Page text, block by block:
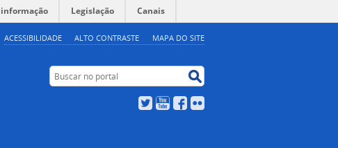
ACESSIBILIDADE ALTO CONTRASTE MAPA DO SITE
informação Legislação Canais
Buscar no portal
TwitterYouTubeFacebook